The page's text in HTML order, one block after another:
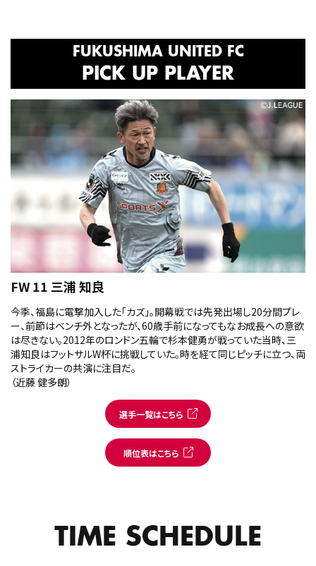
FUKUSHIMA UNITED FC
PICK UP PLAYER
FW 11 三浦 知良
今季、福島に電撃加入した「カズ」。開幕戦では先発出場し20分間プレ
ー、前節はベンチ外となったが、60歳手前になってもなお成長への意欲
は尽きない。2012年のロンドン五輪で杉本健勇が戦っていた当時、三
浦知良はフットサルW杯に挑戦していた。時を経て同じピッチに立つ、両
ストライカーの共演に注目だ。
（近藤 健多朗）
選手一覧はこちら
順位表はこちら
TIME SCHEDULE